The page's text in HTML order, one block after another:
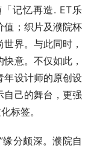
记忆再造. ET乐
值；织片及濮院杯
界。与此同时，
意。不仅如此，
年设计师的原创设
自己的舞台，更强
标签。
缘分颇深。濮院自